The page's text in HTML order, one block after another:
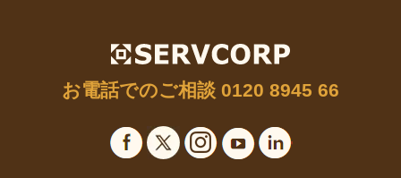
お電話でのご相談 0120 8945 66